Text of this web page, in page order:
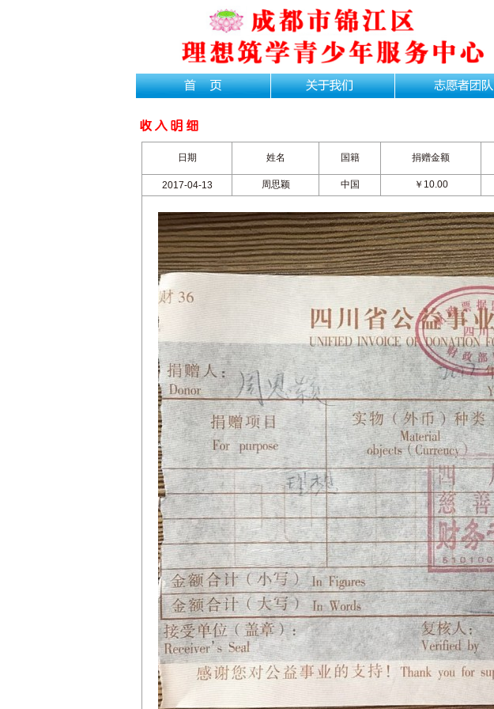
日期 姓名 国籍 捐赠金额
2017-04-13 周思颖 中国 ￥10.00